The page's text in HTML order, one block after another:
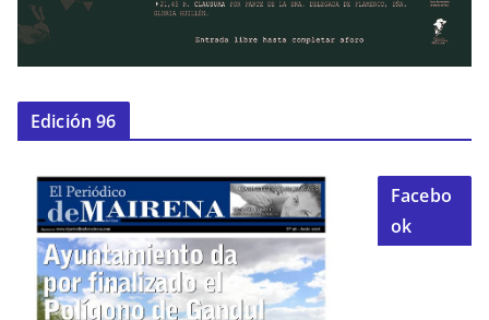
Edición 96
Facebo
ok